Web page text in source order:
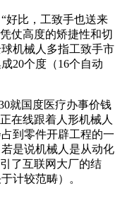
比，工致手也送来
仗高度的矫捷性和切
机械人多指工致手市
20个度（16个自动
就国度医疗办事价钱
在线跟着人形机械人
到零件开辟工程的一
是说机械人是从动化
了互联网大厂的结
计较范畴）。